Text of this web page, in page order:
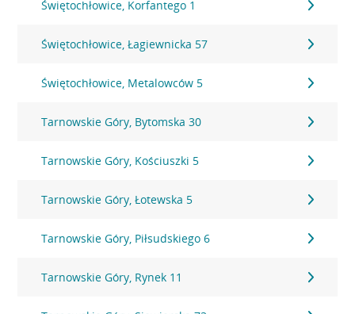
Świętochłowice, Korfantego 1
Świętochłowice, Łagiewnicka 57
Świętochłowice, Metalowców 5
Tarnowskie Góry, Bytomska 30
Tarnowskie Góry, Kościuszki 5
Tarnowskie Góry, Łotewska 5
Tarnowskie Góry, Piłsudskiego 6
Tarnowskie Góry, Rynek 11